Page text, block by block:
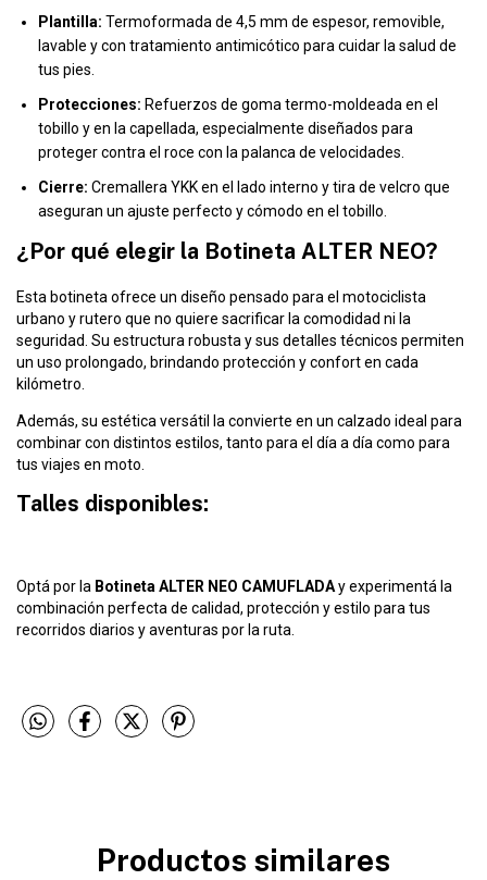
Plantilla: Termoformada de 4,5 mm de espesor, removible,
lavable y con tratamiento antimicótico para cuidar la salud de
tus pies.
Protecciones: Refuerzos de goma termo-moldeada en el
tobillo y en la capellada, especialmente diseñados para
proteger contra el roce con la palanca de velocidades.
Cierre: Cremallera YKK en el lado interno y tira de velcro que
aseguran un ajuste perfecto y cómodo en el tobillo.
¿Por qué elegir la Botineta ALTER NEO?
Esta botineta ofrece un diseño pensado para el motociclista
urbano y rutero que no quiere sacrificar la comodidad ni la
seguridad. Su estructura robusta y sus detalles técnicos permiten
un uso prolongado, brindando protección y confort en cada
kilómetro.
Además, su estética versátil la convierte en un calzado ideal para
combinar con distintos estilos, tanto para el día a día como para
tus viajes en moto.
Talles disponibles:
Optá por la Botineta ALTER NEO CAMUFLADAy experimentá la
combinación perfecta de calidad, protección y estilo para tus
recorridos diarios y aventuras por la ruta.
Productos similares